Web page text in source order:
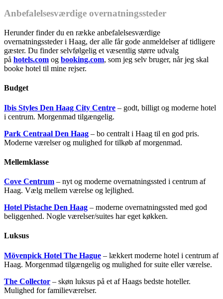
Anbefalelsesværdige overnatningssteder
Herunder finder du en række anbefalelsesværdige
overnatningssteder i Haag, der alle får gode anmeldelser af tidligere
gæster. Du finder selvfølgelig et væsentlig større udvalg
på hotels.com og booking.com, som jeg selv bruger, når jeg skal
booke hotel til mine rejser.
Budget
Ibis Styles Den Haag City Centre – godt, billigt og moderne hotel
i centrum. Morgenmad tilgængelig.
Park Centraal Den Haag – bo centralt i Haag til en god pris.
Moderne værelser og mulighed for tilkøb af morgenmad.
Mellemklasse
Cove Centrum – nyt og moderne overnatningssted i centrum af
Haag. Vælg mellem værelse og lejlighed.
Hotel Pistache Den Haag – moderne overnatningssted med god
beliggenhed. Nogle værelser/suites har eget køkken.
Luksus
Mövenpick Hotel The Hague – lækkert moderne hotel i centrum af
Haag. Morgenmad tilgængelig og mulighed for suite eller værelse.
The Collector – skøn luksus på et af Haags bedste hoteller.
Mulighed for familieværelser.